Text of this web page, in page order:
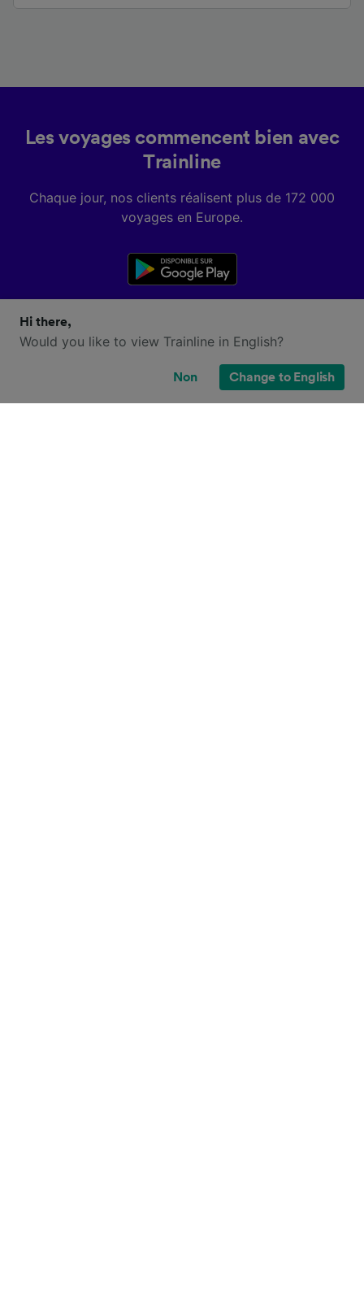
Les voyages commencent bien avec
Trainline
Chaque jour, nos clients réalisent plus de 172 000
voyages en Europe.
Hi there,
Would you like to view Trainline in English?
Non Change to English